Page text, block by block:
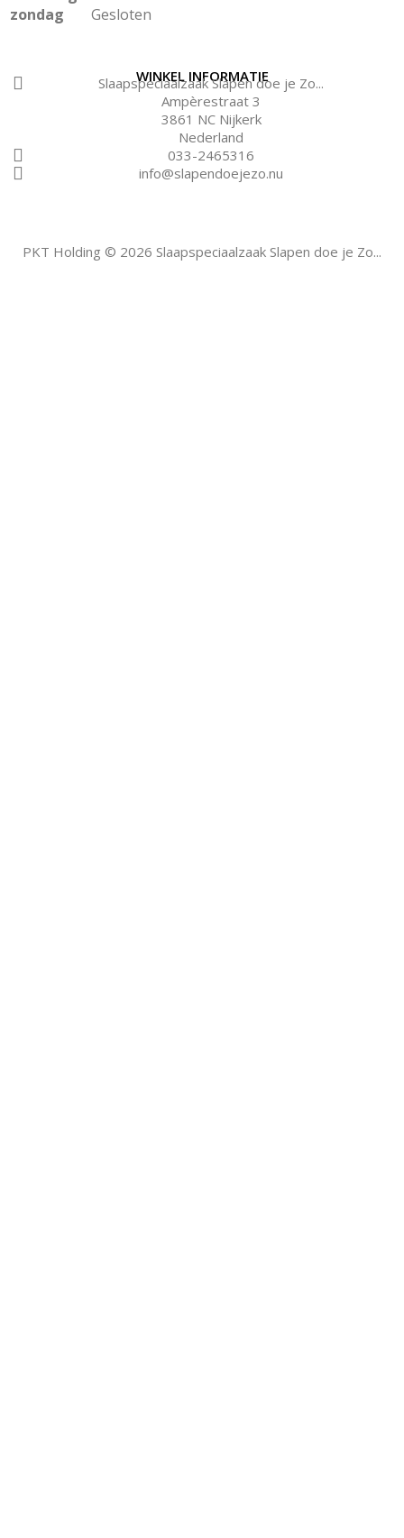
zondag
Gesloten
WINKEL INFORMATIE
Slaapspeciaalzaak Slapen doe je Zo...
Ampèrestraat 3
3861 NC Nijkerk
Nederland
033-2465316
info@slapendoejezo.nu
PKT Holding © 2026 Slaapspeciaalzaak Slapen doe je Zo...